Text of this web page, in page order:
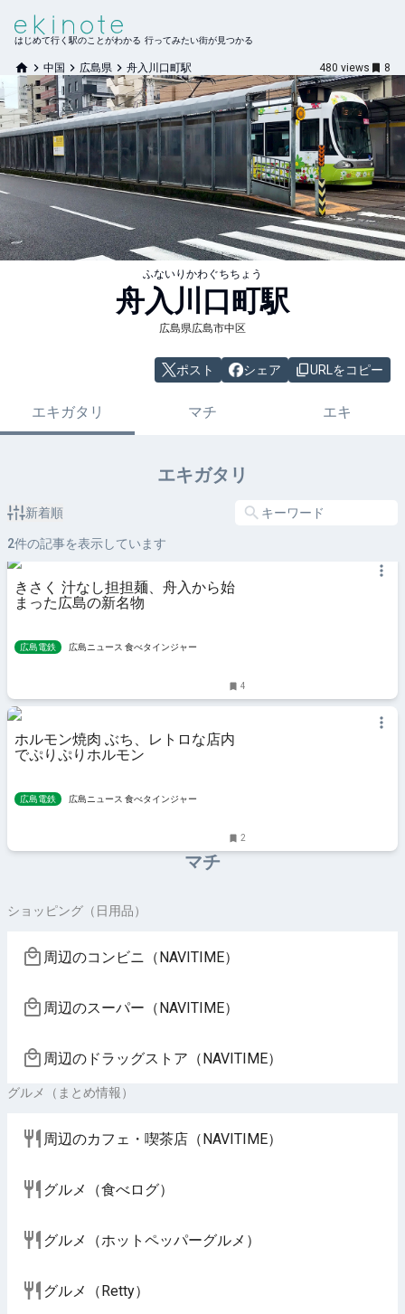
はじめて行く駅のことがわかる 行ってみたい街が見つかる
中国 広島県 舟入川口町駅 480 views 8
ふないりかわぐちちょう
舟入川口町駅
広島県広島市中区
ポスト シェア URLをコピー
エキガタリ マチ エキ
エキガタリ
新着順
2件の記事を表示しています
きさく 汁なし担担麺、舟入から始
まった広島の新名物
広島電鉄 広島ニュース 食べタインジャー
4
ホルモン焼肉 ぶち、レトロな店内
でぷりぷりホルモン
広島電鉄 広島ニュース 食べタインジャー
2
マチ
ショッピング（日用品）
周辺のコンビニ（NAVITIME）
周辺のスーパー（NAVITIME）
周辺のドラッグストア（NAVITIME）
グルメ（まとめ情報）
周辺のカフェ・喫茶店（NAVITIME）
グルメ（食べログ）
グルメ（ホットペッパーグルメ）
グルメ（Retty）